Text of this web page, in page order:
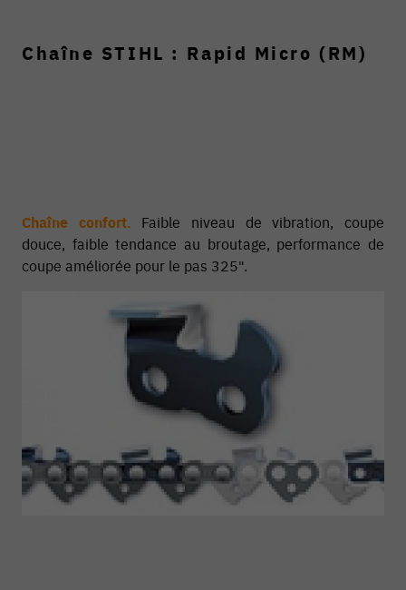
Chaîne STIHL : Rapid Micro (RM)
Chaîne confort. Faible niveau de vibration, coupe
douce, faible tendance au broutage, performance de
coupe améliorée pour le pas 325".